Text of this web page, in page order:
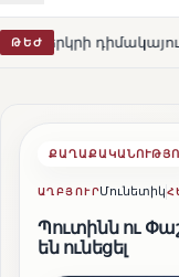
ԹԵԺ
ԱՂԲՅՈՒՐՄունետիկ
Պուտինն ու
են ունեցել